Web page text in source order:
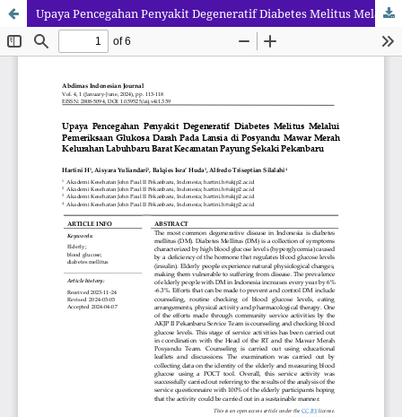
Upaya Pencegahan Penyakit Degeneratif Diabetes Melitus Melalui Pemeriksaan Glukosa Darah Pada Lansia di Posyandu Mawar Merah Kelurahan Labuhbaru Barat Kecamatan Payung Sekaki Pekanbaru